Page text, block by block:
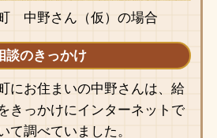
中野さん（仮）の場合
談のきっかけ
にお住まいの中野さんは、給
きっかけにインターネットで
て調べていました。